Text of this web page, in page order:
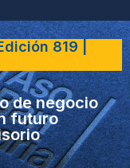
819 |
de negocio
futuro